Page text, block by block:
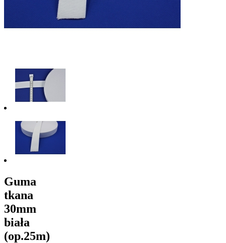
Guma
tkana
30mm
biała
(op.25m)